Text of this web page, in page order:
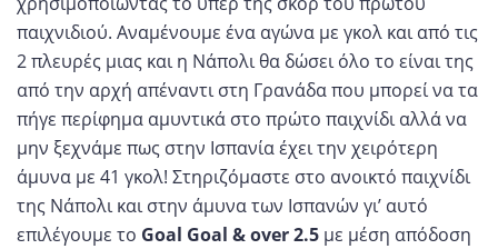
παιχνιδιού. Αναμένουμε ένα αγώνα με γκολ και από τις
2 πλευρές μιας και η Νάπολι θα δώσει όλο το είναι της
από την αρχή απέναντι στη Γρανάδα που μπορεί να τα
πήγε περίφημα αμυντικά στο πρώτο παιχνίδι αλλά να
μην ξεχνάμε πως στην Ισπανία έχει την χειρότερη
άμυνα με 41 γκολ! Στηριζόμαστε στο ανοικτό παιχνίδι
της Νάπολι και στην άμυνα των Ισπανών γι’ αυτό
επιλέγουμε το Goal Goal & over 2.5 με μέση απόδοση